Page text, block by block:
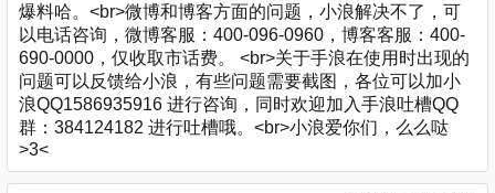
爆料哈。<br>微博和博客方面的问题，小浪解决不了，可
以电话咨询，微博客服：400-096-0960，博客客服：400-
690-0000，仅收取市话费。 <br>关于手浪在使用时出现的
问题可以反馈给小浪，有些问题需要截图，各位可以加小
浪QQ1586935916 进行咨询，同时欢迎加入手浪吐槽QQ
群：384124182 进行吐槽哦。<br>小浪爱你们，么么哒
>3<